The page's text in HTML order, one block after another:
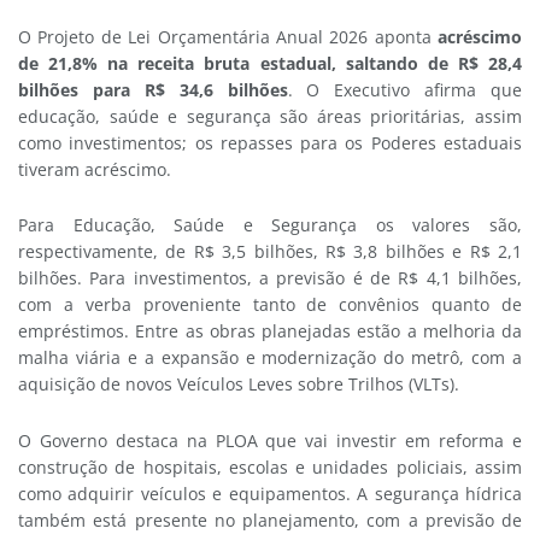
O Projeto de Lei Orçamentária Anual 2026 aponta acréscimo
de 21,8% na receita bruta estadual, saltando de R$ 28,4
bilhões para R$ 34,6 bilhões. O Executivo afirma que
educação, saúde e segurança são áreas prioritárias, assim
como investimentos; os repasses para os Poderes estaduais
tiveram acréscimo.
Para Educação, Saúde e Segurança os valores são,
respectivamente, de R$ 3,5 bilhões, R$ 3,8 bilhões e R$ 2,1
bilhões. Para investimentos, a previsão é de R$ 4,1 bilhões,
com a verba proveniente tanto de convênios quanto de
empréstimos. Entre as obras planejadas estão a melhoria da
malha viária e a expansão e modernização do metrô, com a
aquisição de novos Veículos Leves sobre Trilhos (VLTs).
O Governo destaca na PLOA que vai investir em reforma e
construção de hospitais, escolas e unidades policiais, assim
como adquirir veículos e equipamentos. A segurança hídrica
também está presente no planejamento, com a previsão de